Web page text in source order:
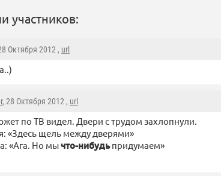
участников:
Октября 2012 , url
, 28 Октября 2012 , url
по ТВ видел. Двери с трудом захлопнули.
«Здесь щель между дверями»
«Ага. Но мычто-нибудьпридумаем»